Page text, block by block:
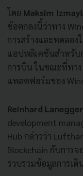
โดย Maksim
ข้อตกลงนี้ว่าทาง
การสร้างและทดลอ
แอปพลิเคชันสำหรับ
การบิน ในขณะที่ทาง
แพลตฟอร์มของ
Reinhard Lanegger
development
Hub กล่าวว่า
Blockchain กับการ
รวบรวมข้อมูลการเดิ